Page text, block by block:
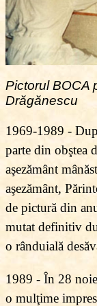
PictorulBOCA
Drăgănescu
1969-1989 -
parte din obştea
aşezământ
aşezământ,
de pictură din
mutat definitiv
o rânduială
1989 - În 28
o mulţime